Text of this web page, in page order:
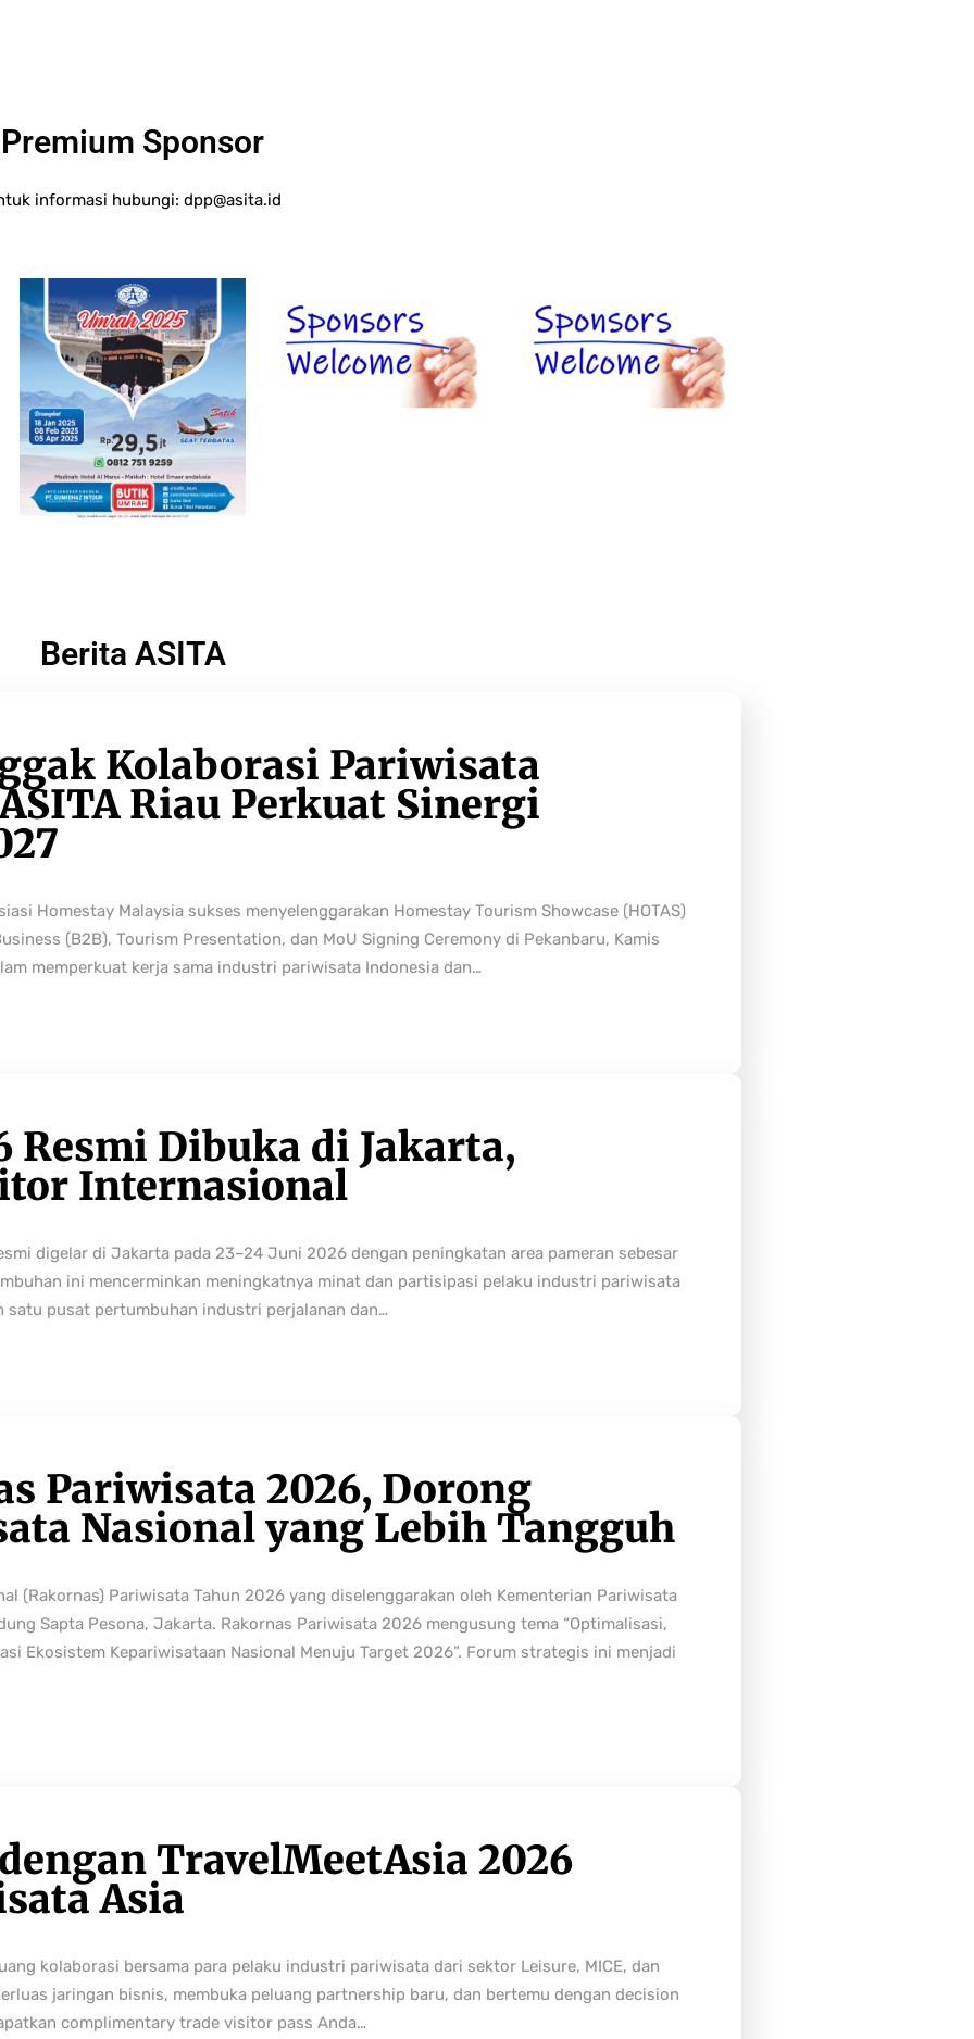
Premium Sponsor
informasi hubungi: dpp@asita.id
Berita ASITA
Kolaborasi Pariwisata
Riau Perkuat Sinergi
Homestay Malaysia sukses menyelenggarakan Homestay Tourism Showcase (HOTAS)
(B2B), Tourism Presentation, dan MoU Signing Ceremony di Pekanbaru, Kamis
memperkuat kerja sama industri pariwisata Indonesia dan…
Resmi Dibuka di Jakarta,
Internasional
digelar di Jakarta pada 23–24 Juni 2026 dengan peningkatan area pameran sebesar
ini mencerminkan meningkatnya minat dan partisipasi pelaku industri pariwisata
satu pusat pertumbuhan industri perjalanan dan…
Pariwisata 2026, Dorong
Nasional yang Lebih Tangguh
(Rakornas) Pariwisata Tahun 2026 yang diselenggarakan oleh Kementerian Pariwisata
Sapta Pesona, Jakarta. Rakornas Pariwisata 2026 mengusung tema “Optimalisasi,
Ekosistem Kepariwisataan Nasional Menuju Target 2026”. Forum strategis ini menjadi
TravelMeetAsia 2026
Asia
kolaborasi bersama para pelaku industri pariwisata dari sektor Leisure, MICE, dan
jaringan bisnis, membuka peluang partnership baru, dan bertemu dengan decision
complimentary trade visitor pass Anda…